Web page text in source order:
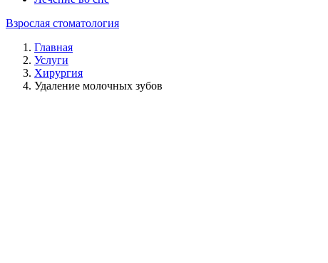
Взрослая стоматология
Главная
Услуги
Хирургия
Удаление молочных зубов